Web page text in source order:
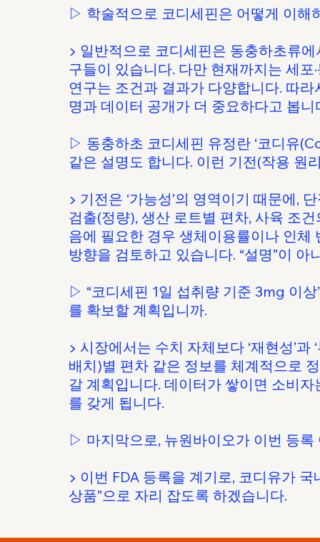
▷ 학술적으로 코디세핀은 어떻게 이해
▶ 일반적으로 코디세핀은 동충하초류
구들이 있습니다. 다만 현재까지는 세
연구는 조건과 결과가 다양합니다. 따
명과 데이터 공개가 더 중요하다고 봅니
▷ 동충하초 코디세핀 유정란 ‘코디유
같은 설명도 합니다. 이런 기전(작용 원
▶ 기전은 ‘가능성’의 영역이기 때문에,
검출(정량), 생산 로트별 편차, 사육 조
음에 필요한 경우 생체이용률이나 인
방향을 검토하고 있습니다. “설명”이 아
▷ “코디세핀 1일 섭취량 기준 3mg 이
를 확보할 계획입니까.
▶ 시장에서는 수치 자체보다 ‘재현성’
배치)별 편차 같은 정보를 체계적으로
갈 계획입니다. 데이터가 쌓이면 소비
를 갖게 됩니다.
▷ 마지막으로, 뉴원바이오가 이번 등
▶ 이번 FDA 등록을 계기로, 코디유가
상품”으로 자리 잡도록 하겠습니다.